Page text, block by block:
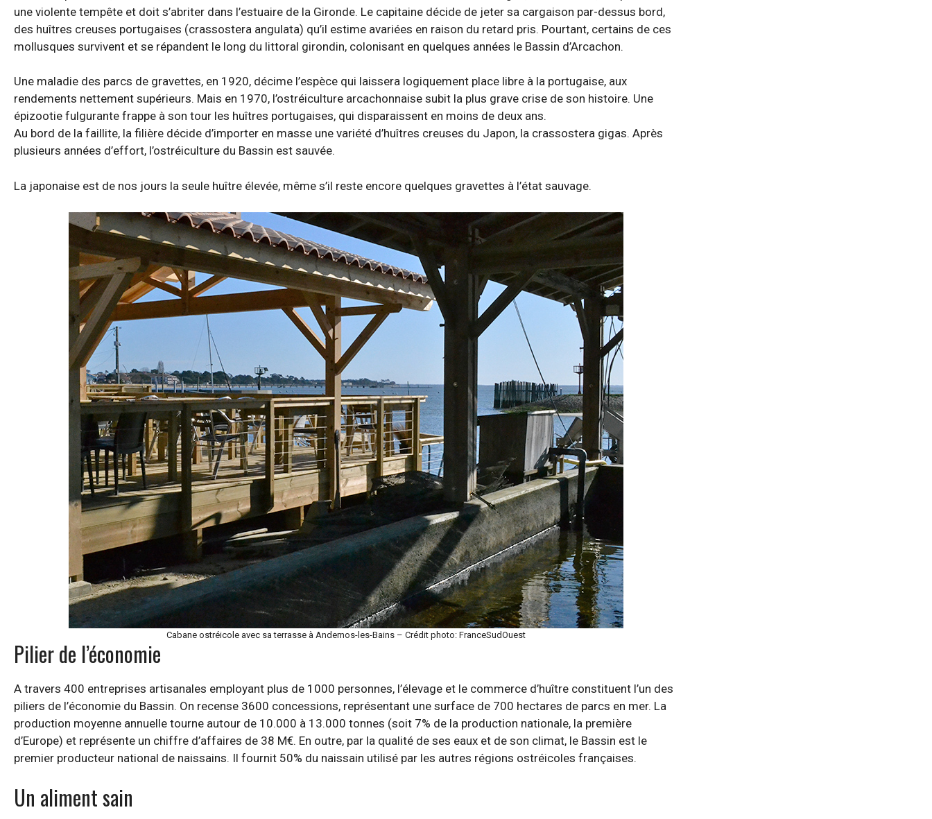
une violente tempête et doit s’abriter dans l’estuaire de la Gironde. Le capitaine décide de jeter sa cargaison par-dessus bord,
des huîtres creuses portugaises (crassostera angulata) qu’il estime avariées en raison du retard pris. Pourtant, certains de ces
mollusques survivent et se répandent le long du littoral girondin, colonisant en quelques années le Bassin d’Arcachon.
Une maladie des parcs de gravettes, en 1920, décime l’espèce qui laissera logiquement place libre à la portugaise, aux
rendements nettement supérieurs. Mais en 1970, l’ostréiculture arcachonnaise subit la plus grave crise de son histoire. Une
épizootie fulgurante frappe à son tour les huîtres portugaises, qui disparaissent en moins de deux ans.
Au bord de la faillite, la filière décide d’importer en masse une variété d’huîtres creuses du Japon, la crassostera gigas. Après
plusieurs années d’effort, l’ostréiculture du Bassin est sauvée.
La japonaise est de nos jours la seule huître élevée, même s’il reste encore quelques gravettes à l’état sauvage.
Cabane ostréicole avec sa terrasse à Andernos-les-Bains – Crédit photo: FranceSudOuest
Pilier de l’économie
A travers 400 entreprises artisanales employant plus de 1000 personnes, l’élevage et le commerce d’huître constituent l’un des
piliers de l’économie du Bassin. On recense 3600 concessions, représentant une surface de 700 hectares de parcs en mer. La
production moyenne annuelle tourne autour de 10.000 à 13.000 tonnes (soit 7% de la production nationale, la première
d’Europe) et représente un chiffre d’affaires de 38 M€. En outre, par la qualité de ses eaux et de son climat, le Bassin est le
premier producteur national de naissains. Il fournit 50% du naissain utilisé par les autres régions ostréicoles françaises.
Un aliment sain